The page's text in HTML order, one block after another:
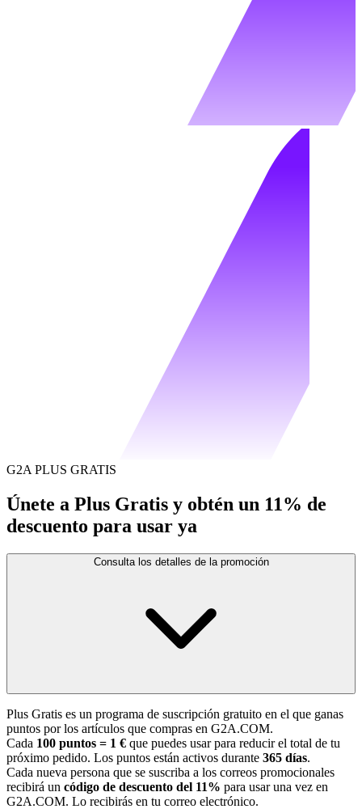
G2A PLUS GRATIS
Únete a Plus Gratis y obtén un 11% de
descuento para usar ya
Consulta los detalles de la promoción
Plus Gratis es un programa de suscripción gratuito en el que ganas
puntos por los artículos que compras en G2A.COM.
Cada 100 puntos = 1 € que puedes usar para reducir el total de tu
próximo pedido. Los puntos están activos durante 365 días.
Cada nueva persona que se suscriba a los correos promocionales
recibirá un código de descuento del 11% para usar una vez en
G2A.COM. Lo recibirás en tu correo electrónico.